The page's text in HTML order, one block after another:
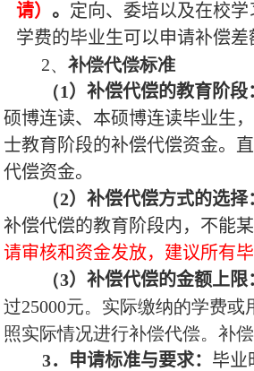
请）。 定向、委培以及在校
学费的毕业生可以申请补偿差
2、补偿代偿标准
（1 ）补偿代偿的教育阶段
硕博连读、本硕博连读毕业生
士教育阶段的补偿代偿资金。
代偿资金。
（2）补偿代偿方式的选择
补偿代偿的教育阶段内，不能
请审核和资金发放，建议所有
（3）补偿代偿的金额上限
过25000元。实际缴纳的学费或
照实际情况进行补偿代偿。补
3．申请标准与要求： 毕业